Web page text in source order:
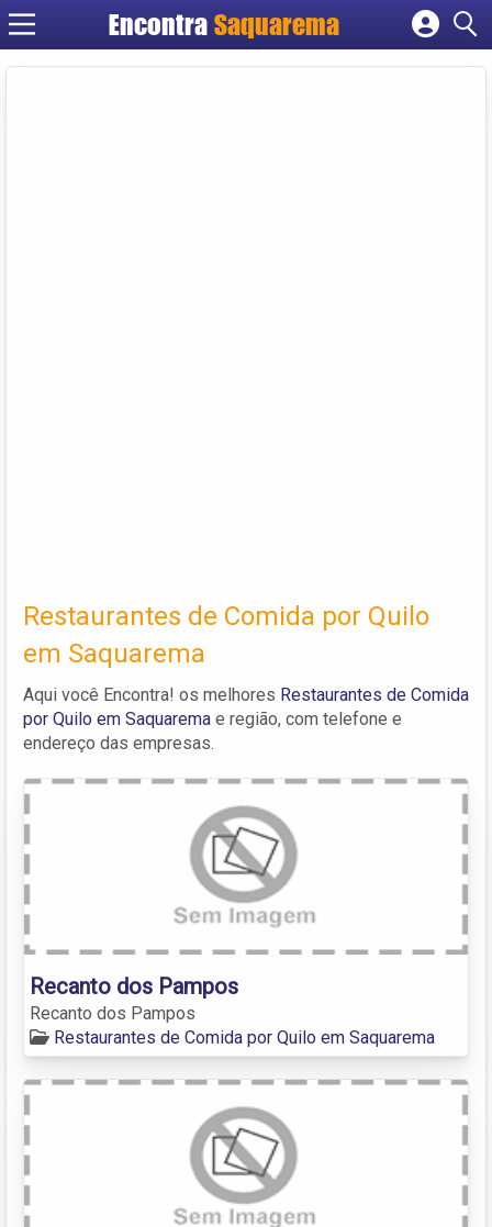
Encontra Saquarema
Cadastrar empresa
Restaurantes de Comida por Quilo
em Saquarema
Aqui você Encontra! os melhores Restaurantes de Comida
por Quilo em Saquarema e região, com telefone e
endereço das empresas.
Recanto dos Pampos
Recanto dos Pampos
Restaurantes de Comida por Quilo em Saquarema